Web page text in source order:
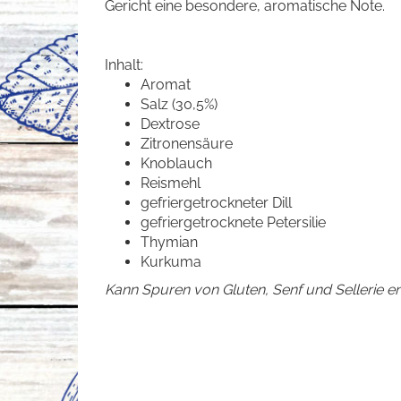
Gericht eine besondere, aromatische Note.
Inhalt:
Aromat
Salz (30,5%)
Dextrose
Zitronensäure
Knoblauch
Reismehl
gefriergetrockneter Dill
gefriergetrocknete Petersilie
Thymian
Kurkuma
Kann Spuren von Gluten, Senf und Sellerie